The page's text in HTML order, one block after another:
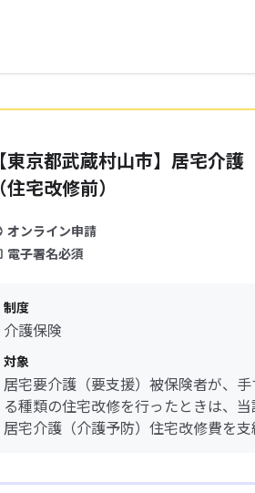
【東京都武蔵村山市】居宅介
（住宅改修前）
オンライン申請
電子署名必須
制度
介護保険
対象
居宅要介護（要支援）被保険者が、
る種類の住宅改修を行ったときは、
居宅介護（介護予防）住宅改修費を支